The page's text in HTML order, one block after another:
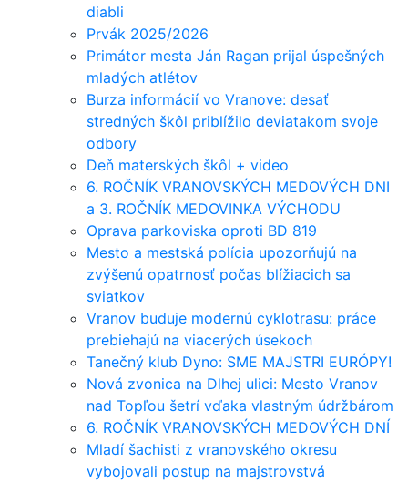
diabli
Prvák 2025/2026
Primátor mesta Ján Ragan prijal úspešných
mladých atlétov
Burza informácií vo Vranove: desať
stredných škôl priblížilo deviatakom svoje
odbory
Deň materských škôl + video
6. ROČNÍK VRANOVSKÝCH MEDOVÝCH DNI
a 3. ROČNÍK MEDOVINKA VÝCHODU
Oprava parkoviska oproti BD 819
Mesto a mestská polícia upozorňujú na
zvýšenú opatrnosť počas blížiacich sa
sviatkov
Vranov buduje modernú cyklotrasu: práce
prebiehajú na viacerých úsekoch
Tanečný klub Dyno: SME MAJSTRI EURÓPY!
Nová zvonica na Dlhej ulici: Mesto Vranov
nad Topľou šetrí vďaka vlastným údržbárom
6. ROČNÍK VRANOVSKÝCH MEDOVÝCH DNÍ
Mladí šachisti z vranovského okresu
vybojovali postup na majstrovstvá